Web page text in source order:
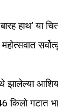
हाथ’ या
झालेल्या
किलो गटात